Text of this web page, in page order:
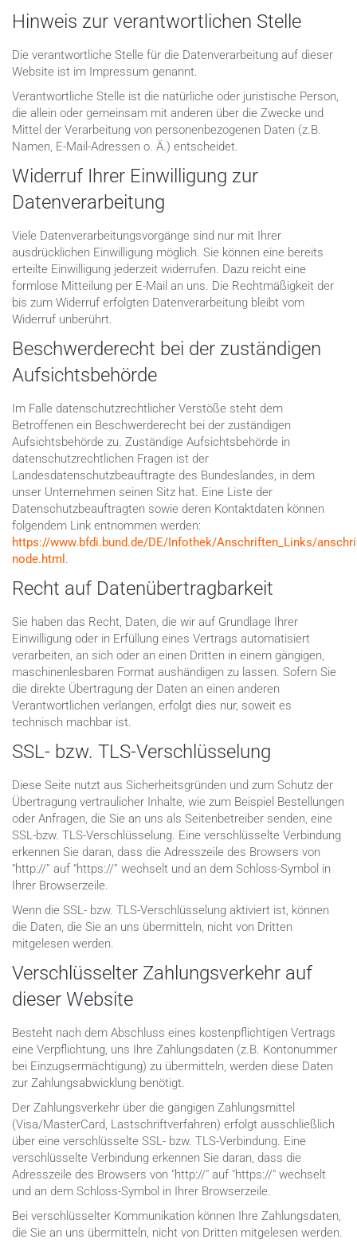
Hinweis zur verantwortlichen Stelle
Die verantwortliche Stelle für die Datenverarbeitung auf dieser
Website ist im Impressum genannt.
Verantwortliche Stelle ist die natürliche oder juristische Person,
die allein oder gemeinsam mit anderen über die Zwecke und
Mittel der Verarbeitung von personenbezogenen Daten (z.B.
Namen, E-Mail-Adressen o. Ä.) entscheidet.
Widerruf Ihrer Einwilligung zur
Datenverarbeitung
Viele Datenverarbeitungsvorgänge sind nur mit Ihrer
ausdrücklichen Einwilligung möglich. Sie können eine bereits
erteilte Einwilligung jederzeit widerrufen. Dazu reicht eine
formlose Mitteilung per E-Mail an uns. Die Rechtmäßigkeit der
bis zum Widerruf erfolgten Datenverarbeitung bleibt vom
Widerruf unberührt.
Beschwerderecht bei der zuständigen
Aufsichtsbehörde
Im Falle datenschutzrechtlicher Verstöße steht dem
Betroffenen ein Beschwerderecht bei der zuständigen
Aufsichtsbehörde zu. Zuständige Aufsichtsbehörde in
datenschutzrechtlichen Fragen ist der
Landesdatenschutzbeauftragte des Bundeslandes, in dem
unser Unternehmen seinen Sitz hat. Eine Liste der
Datenschutzbeauftragten sowie deren Kontaktdaten können
folgendem Link entnommen werden:
https://www.bfdi.bund.de/DE/Infothek/Anschriften_Links/
node.html .
Recht auf Datenübertragbarkeit
Sie haben das Recht, Daten, die wir auf Grundlage Ihrer
Einwilligung oder in Erfüllung eines Vertrags automatisiert
verarbeiten, an sich oder an einen Dritten in einem gängigen,
maschinenlesbaren Format aushändigen zu lassen. Sofern Sie
die direkte Übertragung der Daten an einen anderen
Verantwortlichen verlangen, erfolgt dies nur, soweit es
technisch machbar ist.
SSL- bzw. TLS-Verschlüsselung
Diese Seite nutzt aus Sicherheitsgründen und zum Schutz der
Übertragung vertraulicher Inhalte, wie zum Beispiel Bestellungen
oder Anfragen, die Sie an uns als Seitenbetreiber senden, eine
SSL-bzw. TLS-Verschlüsselung. Eine verschlüsselte Verbindung
erkennen Sie daran, dass die Adresszeile des Browsers von
“http://” auf “https://” wechselt und an dem Schloss-Symbol in
Ihrer Browserzeile.
Wenn die SSL- bzw. TLS-Verschlüsselung aktiviert ist, können
die Daten, die Sie an uns übermitteln, nicht von Dritten
mitgelesen werden.
Verschlüsselter Zahlungsverkehr auf
dieser Website
Besteht nach dem Abschluss eines kostenpflichtigen Vertrags
eine Verpflichtung, uns Ihre Zahlungsdaten (z.B. Kontonummer
bei Einzugsermächtigung) zu übermitteln, werden diese Daten
zur Zahlungsabwicklung benötigt.
Der Zahlungsverkehr über die gängigen Zahlungsmittel
(Visa/MasterCard, Lastschriftverfahren) erfolgt ausschließlich
über eine verschlüsselte SSL- bzw. TLS-Verbindung. Eine
verschlüsselte Verbindung erkennen Sie daran, dass die
Adresszeile des Browsers von "http://" auf "https://" wechselt
und an dem Schloss-Symbol in Ihrer Browserzeile.
Bei verschlüsselter Kommunikation können Ihre Zahlungsdaten,
die Sie an uns übermitteln, nicht von Dritten mitgelesen werden.